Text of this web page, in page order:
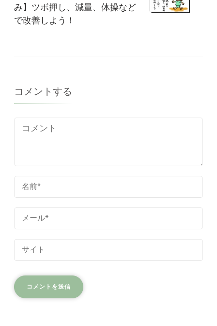
み】ツボ押し、減量、体操など
で改善しよう！
コメントする